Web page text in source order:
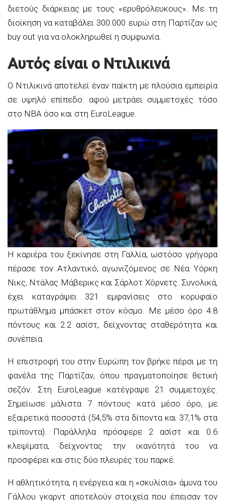
διετούς διάρκειας με τους «ερυθρόλευκους». Με τη
διοίκηση να καταβάλει 300.000 ευρώ στη Παρτίζαν ως
buy out για να ολοκληρωθεί η συμφωνία.
Αυτός είναι ο Ντιλικινά
Ο Ντιλικινά αποτελεί έναν παίκτη με πλούσια εμπειρία
σε υψηλό επίπεδο. αφού μετράει συμμετοχές τόσο
στο ΝΒΑ όσο και στη EuroLeague.
Η καριέρα του ξεκίνησε στη Γαλλία, ωστόσο γρήγορα
πέρασε τον Ατλαντικό, αγωνιζόμενος σε Νέα Υόρκη
Νικς, Ντάλας Μάβερικς και Σάρλοτ Χόρνετς. Συνολικά,
έχει καταγράψει 321 εμφανίσεις στο κορυφαίο
πρωτάθλημα μπάσκετ στον κόσμο. Με μέσο όρο 4.8
πόντους και 2.2 ασίστ, δείχνοντας σταθερότητα και
συνέπεια.
Η επιστροφή του στην Ευρώπη τον βρήκε πέρσι με τη
φανέλα της Παρτίζαν, όπου πραγματοποίησε θετική
σεζόν. Στη EuroLeague κατέγραψε 21 συμμετοχές.
Σημείωσε μάλιστα 7 πόντους κατά μέσο όρο, με
εξαιρετικά ποσοστά (54,5% στα δίποντα και 37,1% στα
τρίποντα). Παράλληλα πρόσφερε 2 ασίστ και 0.6
κλεψίματα, δείχνοντας την ικανότητά του να
προσφέρει και στις δύο πλευρές του παρκέ.
Η αθλητικότητα, η ενέργεια και η «σκυλίσια» άμυνα του
Γάλλου γκαρντ αποτελούν στοιχεία που έπεισαν τον